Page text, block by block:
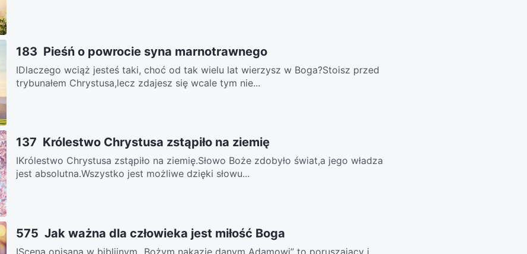
183 Pieśń o powrocie syna marnotrawnego
ⅠDlaczego wciąż jesteś taki, choć od tak wielu lat wierzysz w Boga?Stoisz przed
trybunałem Chrystusa,lecz zdajesz się wcale tym nie...
137 Królestwo Chrystusa zstąpiło na ziemię
ⅠKrólestwo Chrystusa zstąpiło na ziemię.Słowo Boże zdobyło świat,a jego władza
jest absolutna.Wszystko jest możliwe dzięki słowu...
575 Jak ważna dla człowieka jest miłość Boga